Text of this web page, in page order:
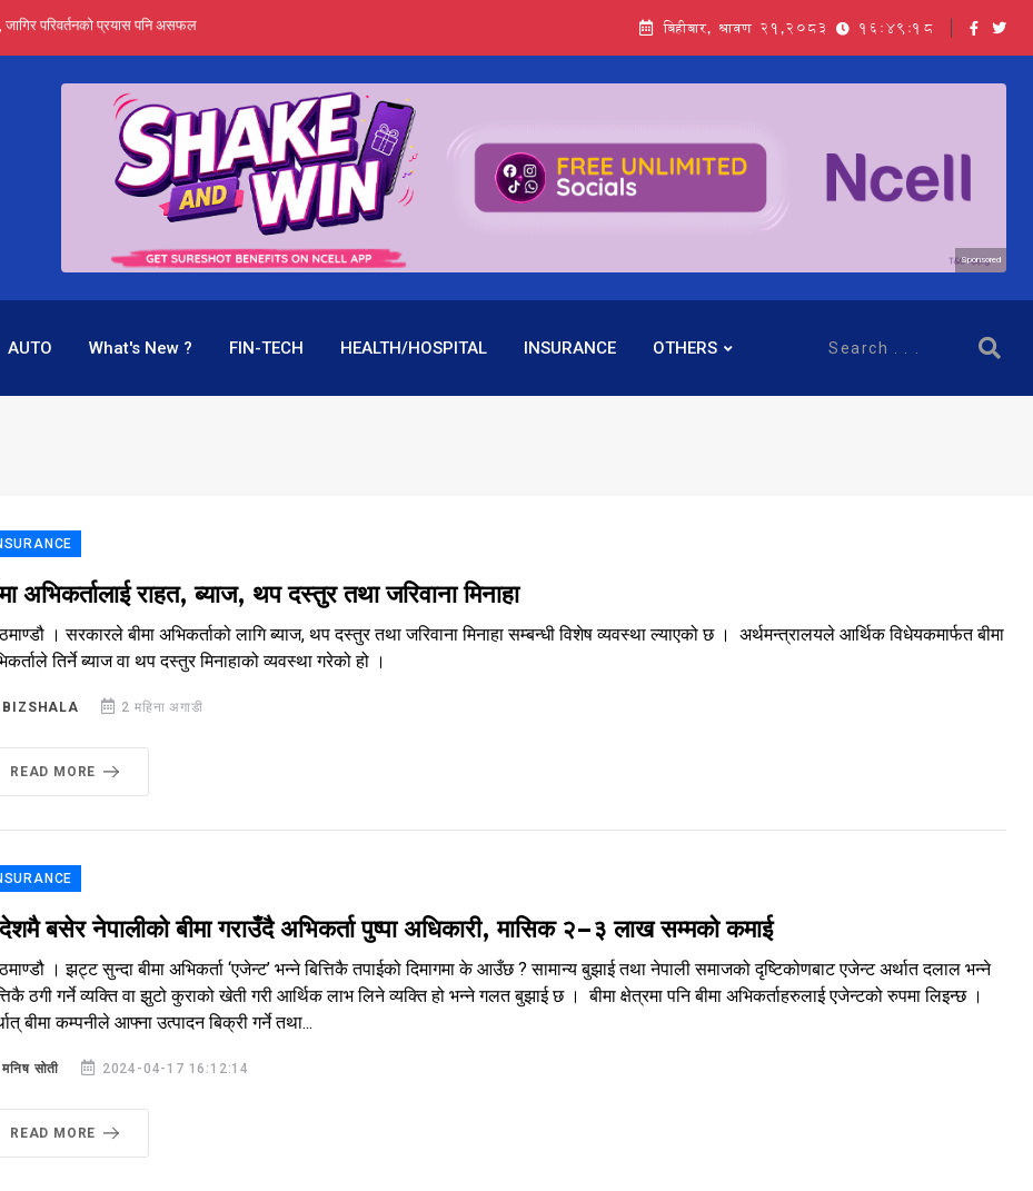
नबुझी दर्ता हुँदैन : सेबोन अध्यक्ष भट्ट
महाप्रसाद ‘योग्य’ !
भन्छन्- समूह फेरेर सञ्चालक पदमा बस्न मिल्दैन
जागिर परिवर्तनको प्रयास पनि असफल
बिहीबार, श्रावण २१,२०८३ 16:49:18
Sponsored
AUTO What's New ? FIN-TECH HEALTH/HOSPITAL INSURANCE OTHERS
अभिकर्तालाई राहत, ब्याज, थप दस्तुर तथा जरिवाना मिनाहा
। सरकारले बीमा अभिकर्ताको लागि ब्याज, थप दस्तुर तथा जरिवाना मिनाहा सम्बन्धी विशेष व्यवस्था ल्याएको छ । अर्थमन्त्रालयले आर्थिक विधेयकमार्फत बीमा
तिर्ने ब्याज वा थप दस्तुर मिनाहाको व्यवस्था गरेको हो ।
BIZSHALA 2 महिना अगाडी
READ MORE
बसेर नेपालीको बीमा गराउँदै अभिकर्ता पुष्पा अधिकारी, मासिक २–३ लाख सम्मको कमाई
। झट्ट सुन्दा बीमा अभिकर्ता ‘एजेन्ट’ भन्ने बित्तिकै तपाईको दिमागमा के आउँछ ? सामान्य बुझाई तथा नेपाली समाजको दृष्टिकोणबाट एजेन्ट अर्थात दलाल भन्ने
ठगी गर्ने व्यक्ति वा झुटो कुराको खेती गरी आर्थिक लाभ लिने व्यक्ति हो भन्ने गलत बुझाई छ । बीमा क्षेत्रमा पनि बीमा अभिकर्ताहरुलाई एजेन्टको रुपमा लिइन्छ ।
बीमा कम्पनीले आफ्ना उत्पादन बिक्री गर्ने तथा...
मनिष सोती 2024-04-17 16:12:14
READ MORE